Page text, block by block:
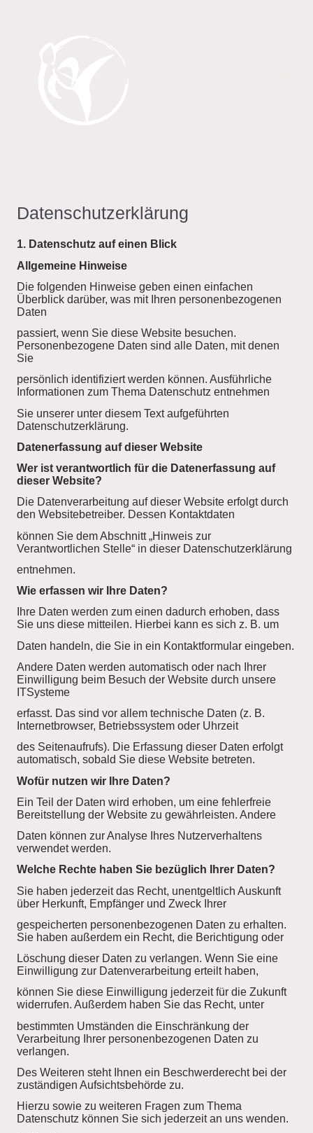
Datenschutzerklärung
1. Datenschutz auf einen Blick
Allgemeine Hinweise
Die folgenden Hinweise geben einen einfachen
Überblick darüber, was mit Ihren personenbezogenen
Daten
passiert, wenn Sie diese Website besuchen.
Personenbezogene Daten sind alle Daten, mit denen
Sie
persönlich identifiziert werden können. Ausführliche
Informationen zum Thema Datenschutz entnehmen
Sie unserer unter diesem Text aufgeführten
Datenschutzerklärung.
Datenerfassung auf dieser Website
Wer ist verantwortlich für die Datenerfassung auf
dieser Website?
Die Datenverarbeitung auf dieser Website erfolgt durch
den Websitebetreiber. Dessen Kontaktdaten
können Sie dem Abschnitt „Hinweis zur
Verantwortlichen Stelle“ in dieser Datenschutzerklärung
entnehmen.
Wie erfassen wir Ihre Daten?
Ihre Daten werden zum einen dadurch erhoben, dass
Sie uns diese mitteilen. Hierbei kann es sich z. B. um
Daten handeln, die Sie in ein Kontaktformular eingeben.
Andere Daten werden automatisch oder nach Ihrer
Einwilligung beim Besuch der Website durch unsere
ITSysteme
erfasst. Das sind vor allem technische Daten (z. B.
Internetbrowser, Betriebssystem oder Uhrzeit
des Seitenaufrufs). Die Erfassung dieser Daten erfolgt
automatisch, sobald Sie diese Website betreten.
Wofür nutzen wir Ihre Daten?
Ein Teil der Daten wird erhoben, um eine fehlerfreie
Bereitstellung der Website zu gewährleisten. Andere
Daten können zur Analyse Ihres Nutzerverhaltens
verwendet werden.
Welche Rechte haben Sie bezüglich Ihrer Daten?
Sie haben jederzeit das Recht, unentgeltlich Auskunft
über Herkunft, Empfänger und Zweck Ihrer
gespeicherten personenbezogenen Daten zu erhalten.
Sie haben außerdem ein Recht, die Berichtigung oder
Löschung dieser Daten zu verlangen. Wenn Sie eine
Einwilligung zur Datenverarbeitung erteilt haben,
können Sie diese Einwilligung jederzeit für die Zukunft
widerrufen. Außerdem haben Sie das Recht, unter
bestimmten Umständen die Einschränkung der
Verarbeitung Ihrer personenbezogenen Daten zu
verlangen.
Des Weiteren steht Ihnen ein Beschwerderecht bei der
zuständigen Aufsichtsbehörde zu.
Hierzu sowie zu weiteren Fragen zum Thema
Datenschutz können Sie sich jederzeit an uns wenden.